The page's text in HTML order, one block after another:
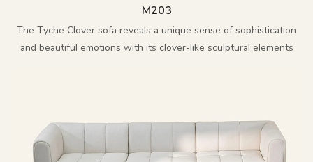
M203
The Tyche Clover sofa reveals a unique sense of sophistication
and beautiful emotions with its clover-like sculptural elements